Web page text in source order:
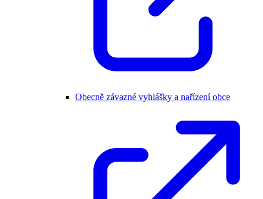
Obecně závazné vyhlášky a nařízení obce